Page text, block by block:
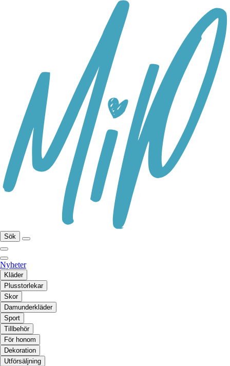
Sök
Nyheter
Kläder
Plusstorlekar
Skor
Damunderkläder
Sport
Tillbehör
För honom
Dekoration
Utförsäljning